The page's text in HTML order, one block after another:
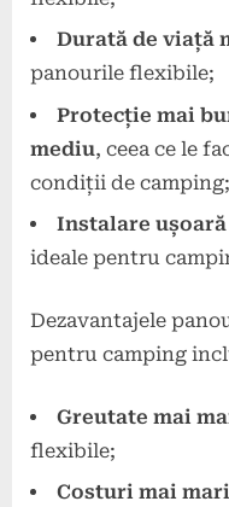
Durată de viață
panourile flexibile;
Protecție mai
mediu, ceea ce le
condiții de camping;
Instalare
ideale pentru
Dezavantajele
pentru camping
Greutate mai
flexibile;
Costuri mai mari